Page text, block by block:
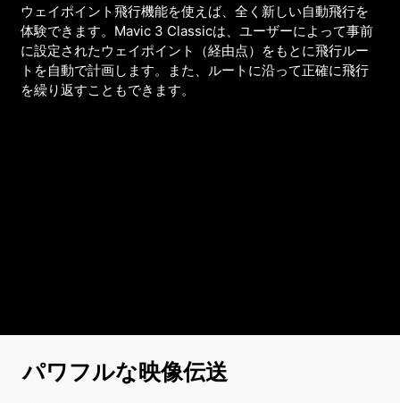
ウェイポイント飛行機能を使えば、全く新しい自動飛行を
体験できます。Mavic 3 Classicは、ユーザーによって事前
に設定されたウェイポイント（経由点）をもとに飛行ルー
トを自動で計画します。また、ルートに沿って正確に飛行
を繰り返すこともできます。
パワフルな映像伝送